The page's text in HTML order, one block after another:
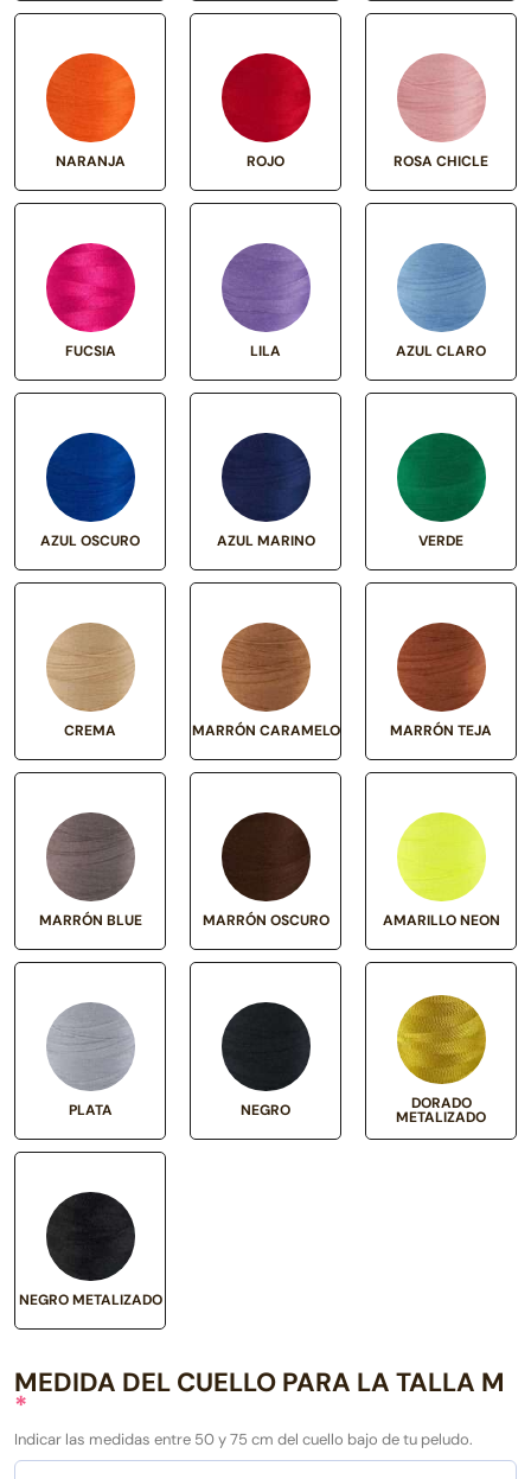
NARANJA ROJO ROSA CHICLE
FUCSIA LILA AZUL CLARO
AZUL OSCURO AZUL MARINO VERDE
CREMA MARRÓN CARAMELO MARRÓN TEJA
MARRÓN BLUE MARRÓN OSCURO AMARILLO NEON
PLATA NEGRO DORADO
METALIZADO
NEGRO METALIZADO
MEDIDA DEL CUELLO PARA LA TALLA M
*
Indicar las medidas entre 50 y 75 cm del cuello bajo de tu peludo.